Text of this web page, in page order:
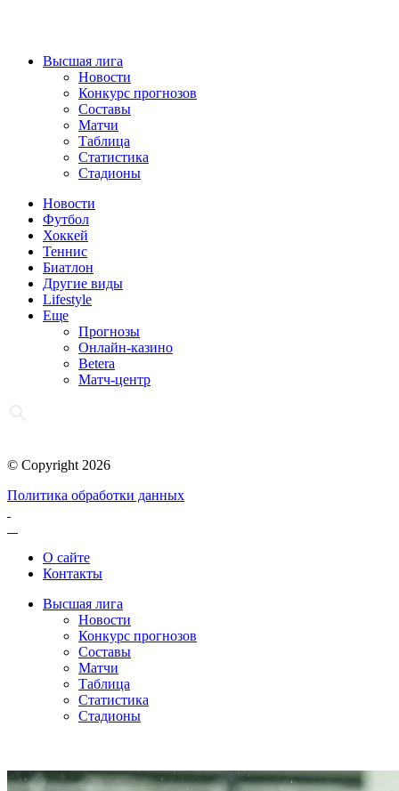
Высшая лига
Новости
Конкурс прогнозов
Составы
Матчи
Таблица
Статистика
Стадионы
Новости
Футбол
Хоккей
Теннис
Биатлон
Другие виды
Lifestyle
Еще
Прогнозы
Онлайн-казино
Betera
Матч-центр
© Copyright 2026
Политика обработки данных
О сайте
Контакты
Высшая лига
Новости
Конкурс прогнозов
Составы
Матчи
Таблица
Статистика
Стадионы